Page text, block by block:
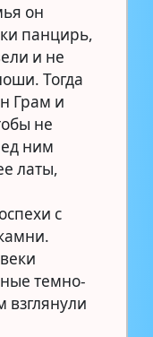
он
панцирь,
и не
Тогда
Грам и
не
ним
латы,
с
темно-
взглянули